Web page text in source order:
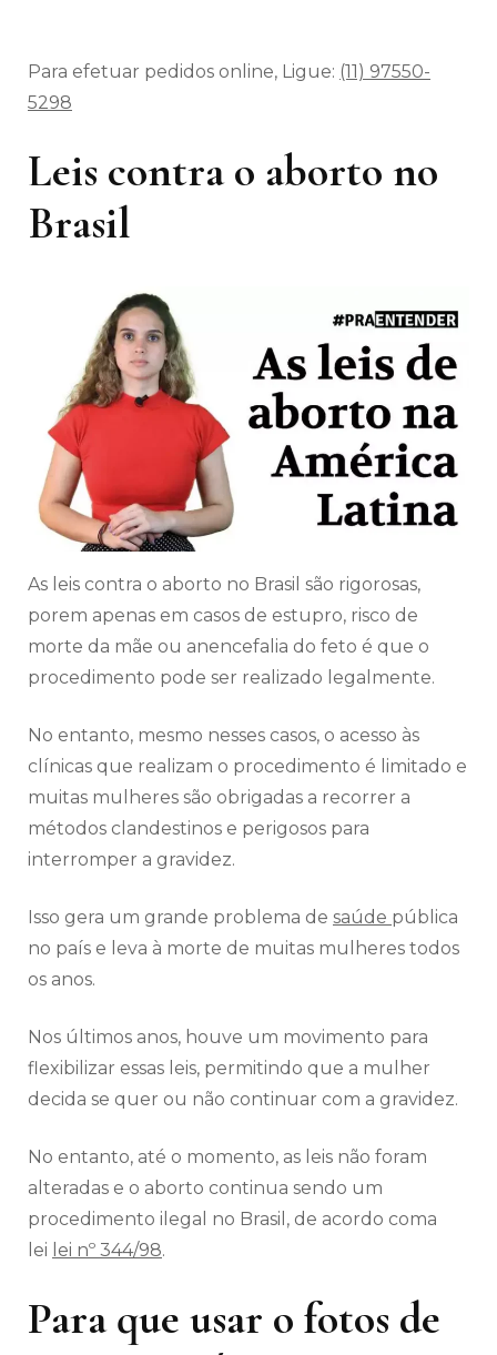
Para efetuar pedidos online, Ligue: (11) 97550-
5298
Leis contra o aborto no
Brasil
As leis contra o aborto no Brasil são rigorosas,
porem apenas em casos de estupro, risco de
morte da mãe ou anencefalia do feto é que o
procedimento pode ser realizado legalmente.
No entanto, mesmo nesses casos, o acesso às
clínicas que realizam o procedimento é limitado e
muitas mulheres são obrigadas a recorrer a
métodos clandestinos e perigosos para
interromper a gravidez.
Isso gera um grande problema de saúde pública
no país e leva à morte de muitas mulheres todos
os anos.
Nos últimos anos, houve um movimento para
flexibilizar essas leis, permitindo que a mulher
decida se quer ou não continuar com a gravidez.
No entanto, até o momento, as leis não foram
alteradas e o aborto continua sendo um
procedimento ilegal no Brasil, de acordo coma
lei lei nº 344/98.
Para que usar o fotos de